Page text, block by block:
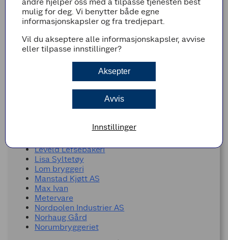
Hallingdal lokalmatsenter
Hande Rakfisk AS
Heimstølen - Hemsedal Sylteri
Hemsedal flatbrødbakeri
Hensåsen Fjellgard
Holmen Crisp
Holmstad bakeri
Jonny Råtten AS (Bignose)
Kjartans Honning
Leveld Lefsebakeri
Lisa Syltetøy
Lom bryggeri
Manstad Kjøtt AS
Max Ivan
Metervare
Nordpolen Industrier AS
Norhaug Gård
Norumbryggeriet
mulig for deg. Vi benytter både egne
informasjonskapsler og fra tredjepart.
Vil du akseptere alle informasjonskapsler, avvise
eller tilpasse innstillinger?
Aksepter
Avvis
Innstillinger